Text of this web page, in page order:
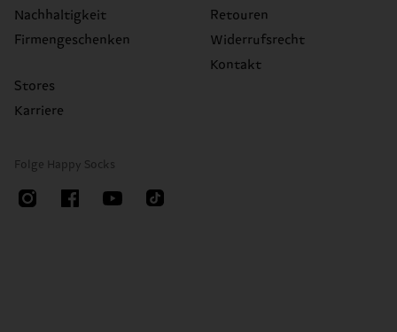
Nachhaltigkeit
Firmengeschenken
Stores
Karriere
Retouren
Widerrufsrecht
Kontakt
Folge Happy Socks